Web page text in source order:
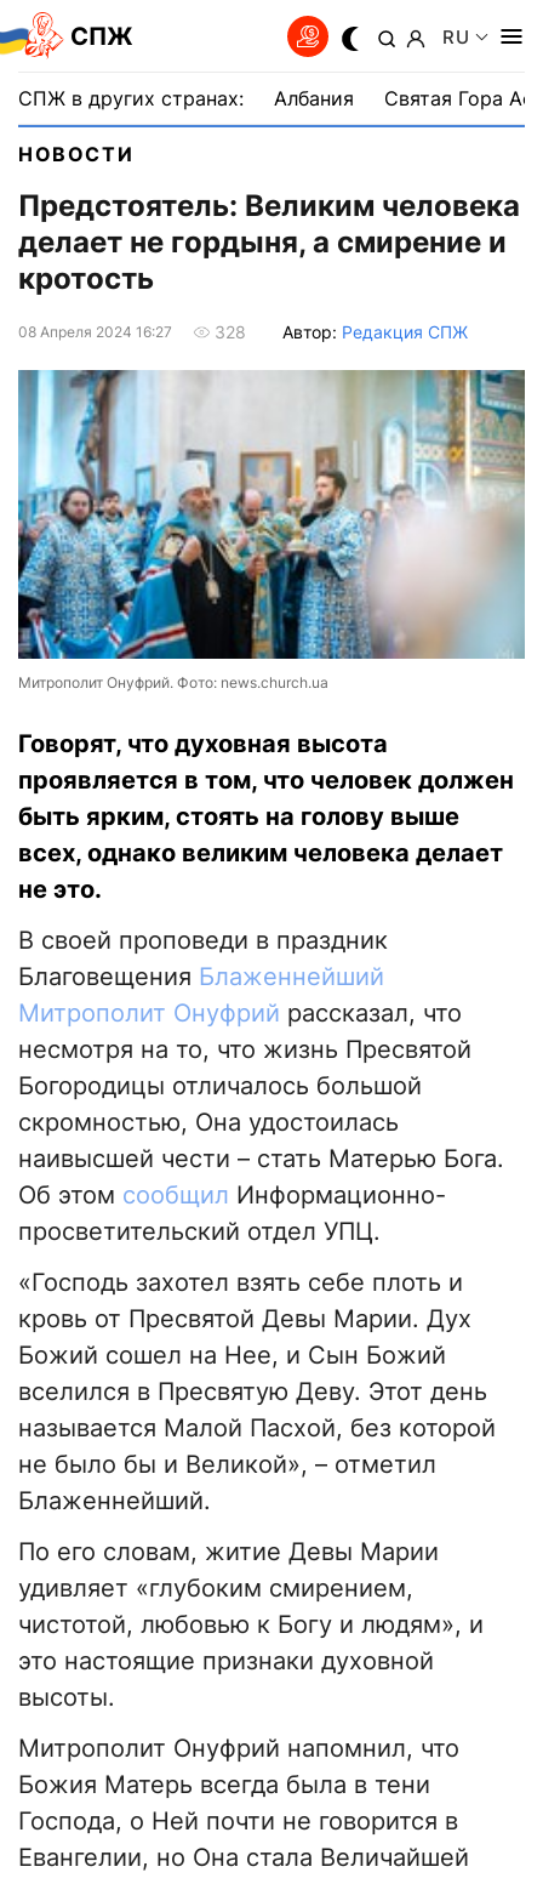
СПЖ RU
СПЖ в других странах: Албания Святая Гора
НОВОСТИ
Предстоятель: Великим человека
делает не гордыня, а смирение и
кротость
08 Апреля 2024 16:27 328 Автор: Редакция СПЖ
Митрополит Онуфрий. Фото: news.church.ua
Говорят, что духовная высота
проявляется в том, что человек должен
быть ярким, стоять на голову выше
всех, однако великим человека делает
не это.
В своей проповеди в праздник
Благовещения Блаженнейший
Митрополит Онуфрий рассказал, что
несмотря на то, что жизнь Пресвятой
Богородицы отличалось большой
скромностью, Она удостоилась
наивысшей чести – стать Матерью Бога.
Об этом сообщил Информационно-
просветительский отдел УПЦ.
«Господь захотел взять себе плоть и
кровь от Пресвятой Девы Марии. Дух
Божий сошел на Нее, и Сын Божий
вселился в Пресвятую Деву. Этот день
называется Малой Пасхой, без которой
не было бы и Великой», – отметил
Блаженнейший.
По его словам, житие Девы Марии
удивляет «глубоким смирением,
чистотой, любовью к Богу и людям», и
это настоящие признаки духовной
высоты.
Митрополит Онуфрий напомнил, что
Божия Матерь всегда была в тени
Господа, о Ней почти не говорится в
Евангелии, но Она стала Величайшей